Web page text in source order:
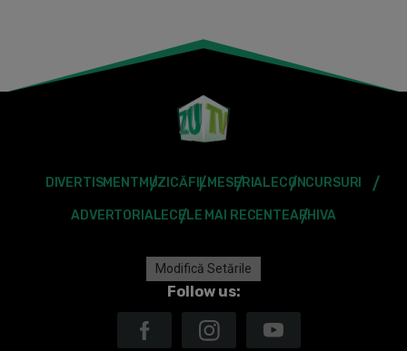
DIVERTISMENT MUZICĂFILMESERIALECONCURSURI
ADVERTORIALECELE MAI RECENTEARHIVA
Modifică Setările
Follow us: